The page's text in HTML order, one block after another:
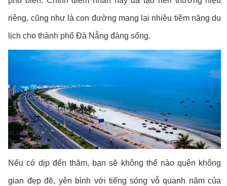
riêng, cũng như là con đường mang lại nhiều tiềm năng du
lịch cho thành phố Đà Nẵng đáng sống.
Nếu có dịp đến thăm, bạn sẽ không thể nào quên không
gian đẹp đẽ, yên bình với tiếng sóng vỗ quanh năm của